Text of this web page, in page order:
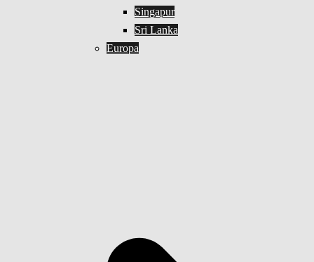
Singapur
Sri Lanka
Europa